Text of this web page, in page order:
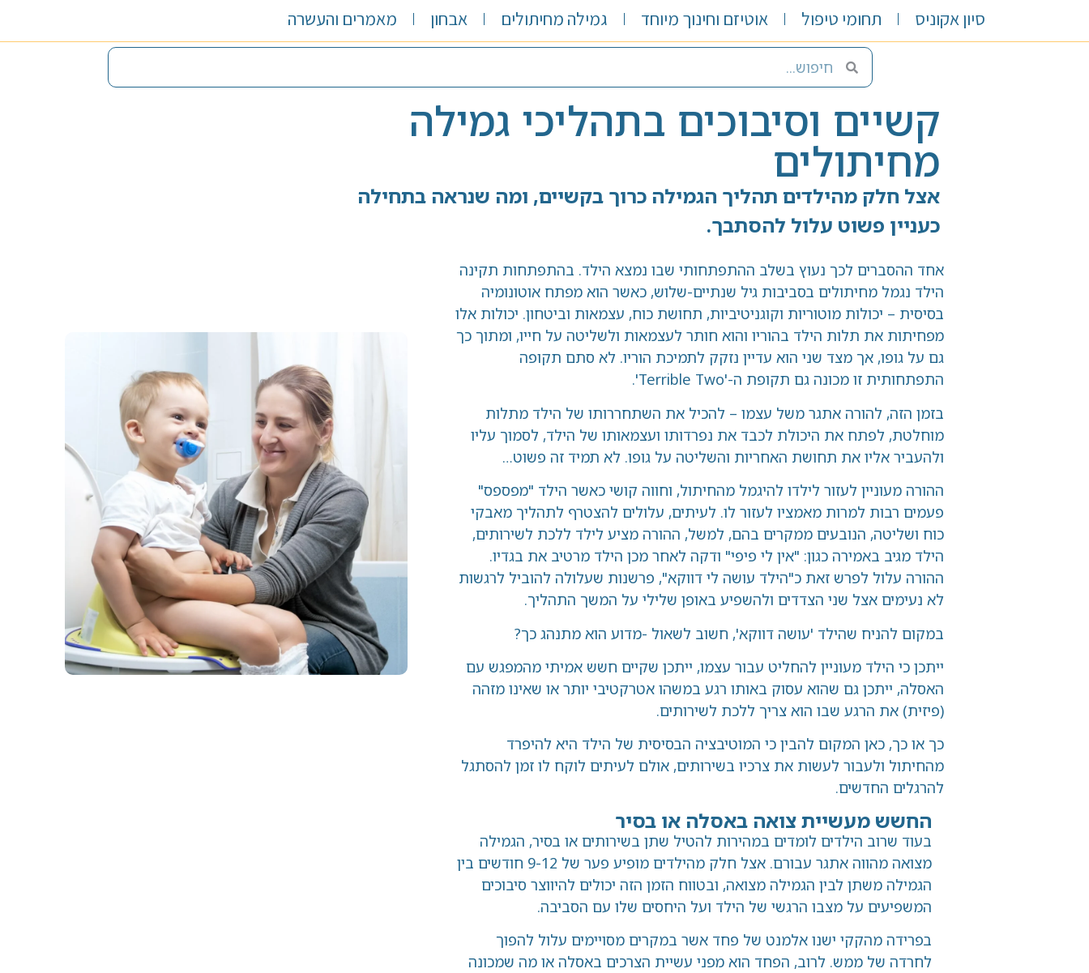
סיון אקוניס תחומי טיפול אוטיזם וחינוך מיוחד גמילה מחיתולים אבחון מאמרים והעשרה
קשיים וסיבוכים בתהליכי גמילה
מחיתולים
אצל חלק מהילדים תהליך הגמילה כרוך בקשיים, ומה שנראה בתחילה
כעניין פשוט עלול להסתבך.
אחד ההסברים לכך נעוץ בשלב ההתפתחותי שבו נמצא הילד. בהתפתחות תקינה
הילד נגמל מחיתולים בסביבות גיל שנתיים-שלוש, כאשר הוא מפתח אוטונומיה
בסיסית – יכולות מוטוריות וקוגניטיביות, תחושת כוח, עצמאות וביטחון. יכולות אלו
מפחיתות את תלות הילד בהוריו והוא חותר לעצמאות ולשליטה על חייו, ומתוך כך
גם על גופו, אך מצד שני הוא עדיין נזקק לתמיכת הוריו. לא סתם תקופה
התפתחותית זו מכונה גם תקופת ה-'Terrible Two'.
בזמן הזה, להורה אתגר משל עצמו – להכיל את השתחררותו של הילד מתלות
מוחלטת, לפתח את היכולת לכבד את נפרדותו ועצמאותו של הילד, לסמוך עליו
ולהעביר אליו את תחושת האחריות והשליטה על גופו. לא תמיד זה פשוט…
ההורה מעוניין לעזור לילדו להיגמל מהחיתול, וחווה קושי כאשר הילד "מפספס"
פעמים רבות למרות מאמציו לעזור לו. לעיתים, עלולים להצטרף לתהליך מאבקי
כוח ושליטה, הנובעים ממקרים בהם, למשל, ההורה מציע לילד ללכת לשירותים,
הילד מגיב באמירה כגון: "אין לי פיפי" ודקה לאחר מכן הילד מרטיב את בגדיו.
ההורה עלול לפרש זאת כ"הילד עושה לי דווקא", פרשנות שעלולה להוביל לרגשות
לא נעימים אצל שני הצדדים ולהשפיע באופן שלילי על המשך התהליך.
במקום להניח שהילד 'עושה דווקא', חשוב לשאול -מדוע הוא מתנהג כך?
ייתכן כי הילד מעוניין להחליט עבור עצמו, ייתכן שקיים חשש אמיתי מהמפגש עם
האסלה, ייתכן גם שהוא עסוק באותו רגע במשהו אטרקטיבי יותר או שאינו מזהה
(פיזית) את הרגע שבו הוא צריך ללכת לשירותים.
כך או כך, כאן המקום להבין כי המוטיבציה הבסיסית של הילד היא להיפרד
מהחיתול ולעבור לעשות את צרכיו בשירותים, אולם לעיתים לוקח לו זמן להסתגל
להרגלים החדשים.
החשש מעשיית צואה באסלה או בסיר
בעוד שרוב הילדים לומדים במהירות להטיל שתן בשירותים או בסיר, הגמילה
מצואה מהווה אתגר עבורם. אצל חלק מהילדים מופיע פער של 9-12 חודשים בין
הגמילה משתן לבין הגמילה מצואה, ובטווח הזמן הזה יכולים להיווצר סיבוכים
המשפיעים על מצבו הרגשי של הילד ועל היחסים שלו עם הסביבה.
בפרידה מהקקי ישנו אלמנט של פחד אשר במקרים מסויימים עלול להפוך
לחרדה של ממש. לרוב, הפחד הוא מפני עשיית הצרכים באסלה או מה שמכונה